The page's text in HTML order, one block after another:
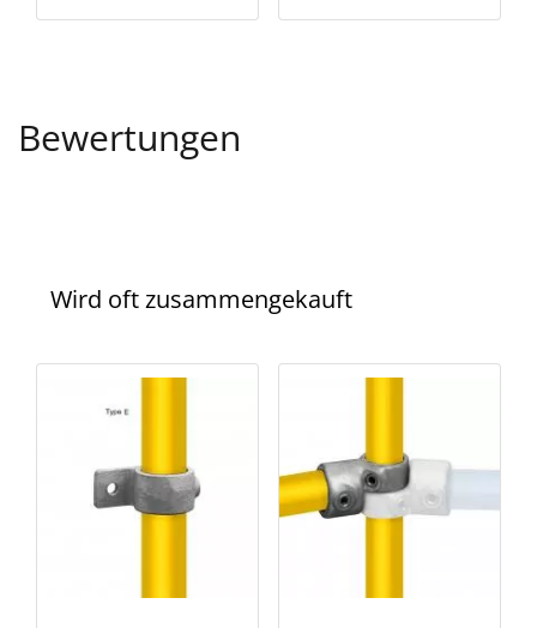
Bewertungen
Wird oft zusammengekauft